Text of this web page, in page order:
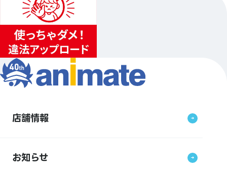
店舗情報
お知らせ